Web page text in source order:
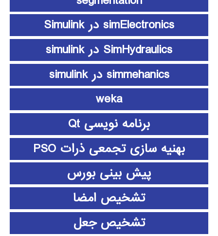
simElectronics در Simulink
SimHydraulics در simulink
simmehanics در simulink
weka
برنامه نویسی Qt
بهنیه سازی تجمعی ذرات PSO
پیش بینی بورس
تشخیص امضا
تشخیص جعل